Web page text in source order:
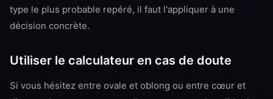
type le plus probable repéré, il faut l'appliquer à une
décision concrète.
Utiliser le calculateur en cas de doute
Si vous hésitez entre ovale et oblong ou entre cœur et